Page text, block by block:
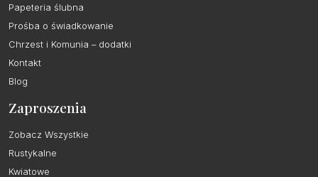
Papeteria ślubna
Prośba o świadkowanie
Chrzest i Komunia – dodatki
Kontakt
Blog
Zaproszenia
Zobacz Wszystkie
Rustykalne
Kwiatowe